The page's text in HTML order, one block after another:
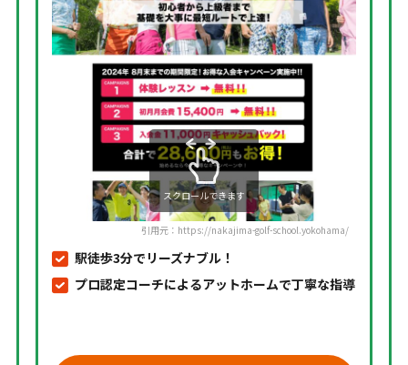
引用元：https://nakajima-golf-school.yokohama/
駅徒歩3分でリーズナブル！
プロ認定コーチによるアットホームで丁寧な指導
スクロールできます